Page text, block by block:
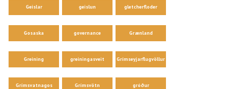
Geislar geislun gletcherfloder
Gosaska governance Grænland
Greining greiningasveit Grímseyjarflugvöllur
Grímsvatnagos Grímsvötn gróður